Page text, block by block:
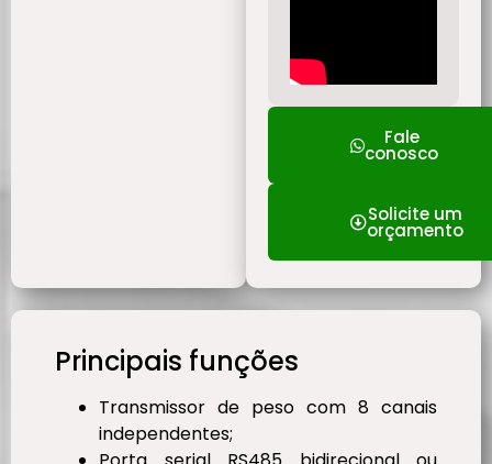
Fale
conosco
Solicite um
orçamento
Principais funções
Transmissor de peso com 8 canais
independentes;